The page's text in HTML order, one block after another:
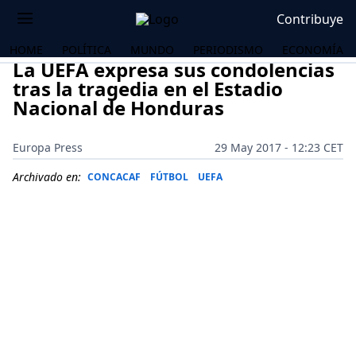
Contribuye
HOME POLÍTICA MUNDO PERIODISMO ECONOMÍA
La UEFA expresa sus condolencias
tras la tragedia en el Estadio
Nacional de Honduras
Europa Press
29 May 2017 - 12:23 CET
Archivado en: CONCACAF FÚTBOL UEFA